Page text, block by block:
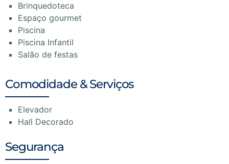
Brinquedoteca
Espaço gourmet
Piscina
Piscina Infantil
Salão de festas
Comodidade & Serviços
Elevador
Hall Decorado
Segurança